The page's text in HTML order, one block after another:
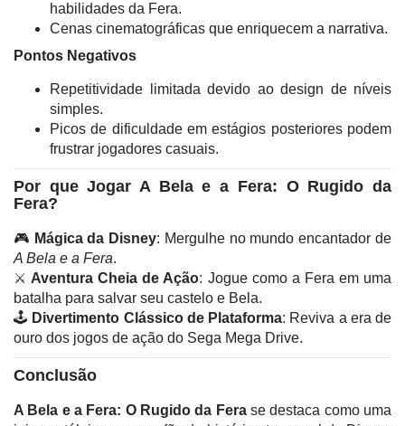
habilidades da Fera.
Cenas cinematográficas que enriquecem a narrativa.
Pontos Negativos
Repetitividade limitada devido ao design de níveis
simples.
Picos de dificuldade em estágios posteriores podem
frustrar jogadores casuais.
Por que Jogar A Bela e a Fera: O Rugido da
Fera?
🎮 Mágica da Disney: Mergulhe no mundo encantador de
A Bela e a Fera.
⚔️ Aventura Cheia de Ação: Jogue como a Fera em uma
batalha para salvar seu castelo e Bela.
🕹️ Divertimento Clássico de Plataforma: Reviva a era de
ouro dos jogos de ação do Sega Mega Drive.
Conclusão
A Bela e a Fera: O Rugido da Ferase destaca como uma